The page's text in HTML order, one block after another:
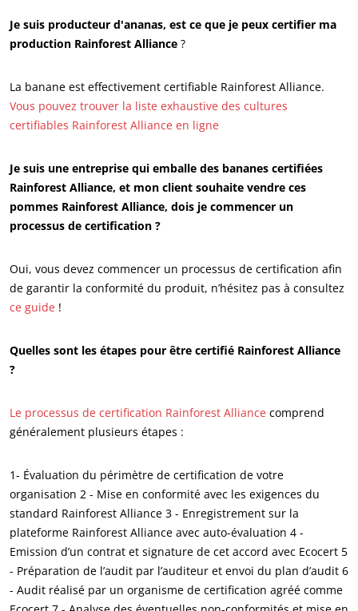
ECOCERT
Qui sommes nous ?
Actualités
Carrières
Je suis producteur d'ananas, est ce que je peux certifier ma
production Rainforest Alliance ?
La banane est effectivement certifiable Rainforest Alliance.
Vous pouvez trouver la liste exhaustive des cultures
certifiables Rainforest Alliance en ligne
Je suis une entreprise qui emballe des bananes certifiées
Rainforest Alliance, et mon client souhaite vendre ces
pommes Rainforest Alliance, dois je commencer un
processus de certification ?
Oui, vous devez commencer un processus de certification afin
de garantir la conformité du produit, n’hésitez pas à consultez
ce guide !
Quelles sont les étapes pour être certifié Rainforest Alliance
?
Le processus de certification Rainforest Alliance comprend
généralement plusieurs étapes :
1- Évaluation du périmètre de certification de votre
organisation 2 - Mise en conformité avec les exigences du
standard Rainforest Alliance 3 - Enregistrement sur la
plateforme Rainforest Alliance avec auto-évaluation 4 -
Emission d’un contrat et signature de cet accord avec Ecocert 5
- Préparation de l’audit par l’auditeur et envoi du plan d’audit 6
- Audit réalisé par un organisme de certification agréé comme